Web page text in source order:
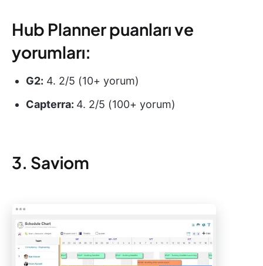
Hub Planner puanları ve
yorumları:
G2: 4. 2/5 (10+ yorum)
Capterra: 4. 2/5 (100+ yorum)
3. Saviom